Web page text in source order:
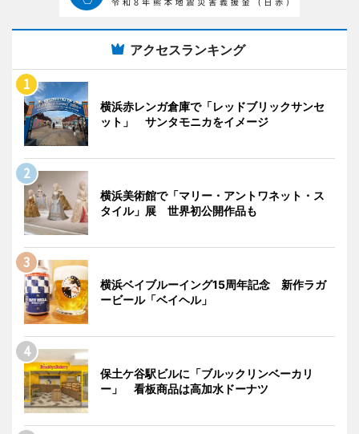
アクセスランキング
横浜赤レンガ倉庫で「レッドブリックサンセ
ット」 サンタモニカをイメージ
横浜美術館で「マリー・アントワネット・ス
タイル」展 世界初公開作品も
横浜ベイブルーイング15周年記念 新作ラガ
ービール「ベイヘル」
保土ケ谷駅ビルに「ブルックリンベーカリ
ー」 看板商品は高加水ドーナツ